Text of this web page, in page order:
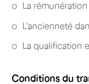
La
L'ancienneté
La qualification
Conditions du